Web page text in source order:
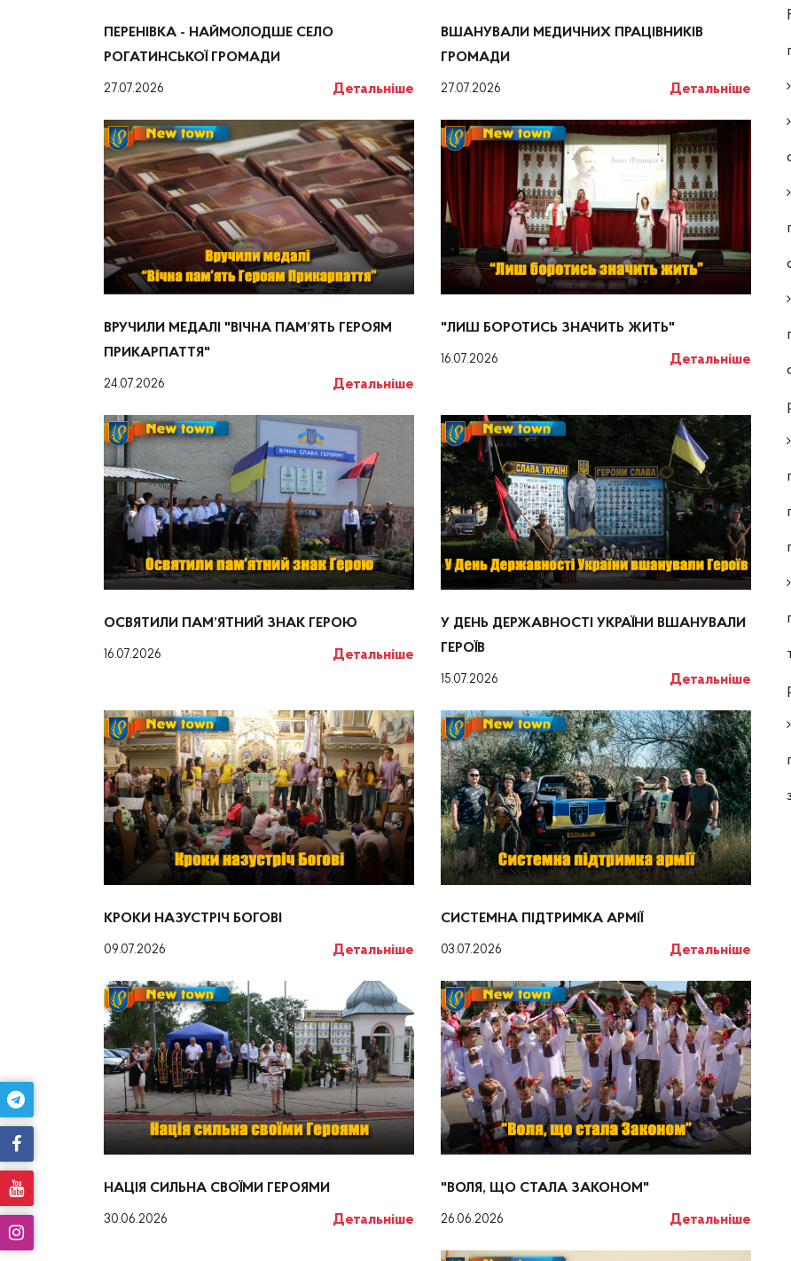
ПЕРЕНІВКА - НАЙМОЛОДШЕ СЕЛО
РОГАТИНСЬКОЇ ГРОМАДИ
27.07.2026 Детальніше
ВШАНУВАЛИ МЕДИЧНИХ ПРАЦІВНИКІВ
ГРОМАДИ
27.07.2026 Детальніше
ВРУЧИЛИ МЕДАЛІ "ВІЧНА ПАМ’ЯТЬ ГЕРОЯМ
ПРИКАРПАТТЯ"
24.07.2026 Детальніше
"ЛИШ БОРОТИСЬ ЗНАЧИТЬ ЖИТЬ"
16.07.2026 Детальніше
ОСВЯТИЛИ ПАМ’ЯТНИЙ ЗНАК ГЕРОЮ
16.07.2026 Детальніше
У ДЕНЬ ДЕРЖАВНОСТІ УКРАЇНИ ВШАНУВАЛИ
ГЕРОЇВ
15.07.2026 Детальніше
КРОКИ НАЗУСТРІЧ БОГОВІ
09.07.2026 Детальніше
СИСТЕМНА ПІДТРИМКА АРМІЇ
03.07.2026 Детальніше
НАЦІЯ СИЛЬНА СВОЇМИ ГЕРОЯМИ
30.06.2026 Детальніше
"ВОЛЯ, ЩО СТАЛА ЗАКОНОМ"
26.06.2026 Детальніше